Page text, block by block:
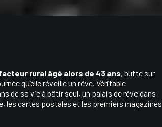
rural âgé alors de 43 ans, butte sur
qu’elle réveille un rêve. Véritable
de sa vie à bâtir seul, un palais de rêve dans
les cartes postales et les premiers magazines